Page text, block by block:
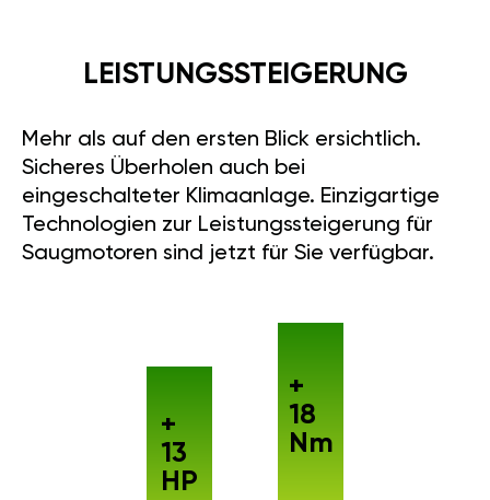
LEISTUNGSSTEIGERUNG
Mehr als auf den ersten Blick ersichtlich.
Sicheres Überholen auch bei
eingeschalteter Klimaanlage. Einzigartige
Technologien zur Leistungssteigerung für
Saugmotoren sind jetzt für Sie verfügbar.
+
13
HP
+
18
Nm